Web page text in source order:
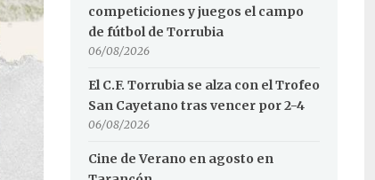
competiciones y juegos el campo
de fútbol de Torrubia
06/08/2026
El C.F. Torrubia se alza con el Trofeo
San Cayetano tras vencer por 2-4
06/08/2026
Cine de Verano en agosto en